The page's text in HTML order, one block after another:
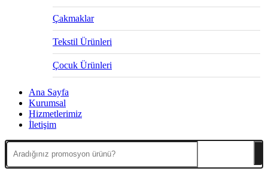
Çakmaklar
Tekstil Ürünleri
Çocuk Ürünleri
Ana Sayfa
Kurumsal
Hizmetlerimiz
İletişim